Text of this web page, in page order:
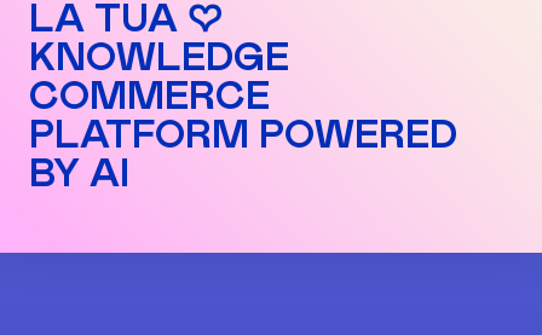
LA TUA ♡
KNOWLEDGE
COMMERCE
PLATFORM POWERED
BY AI